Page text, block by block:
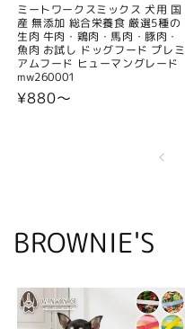
ミートワークスミックス 犬用 国
産 無添加 総合栄養食 厳選5種の
生肉 牛肉・鶏肉・馬肉・豚肉・
魚肉 お試し ドッグフード プレミ
アムフード ヒューマングレード
mw260001
通
¥880〜
BROWNIE'S